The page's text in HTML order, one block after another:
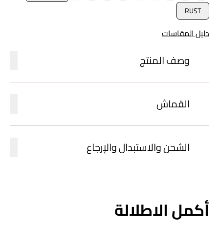
RUST
دليل المقاسات
وصف المنتج
القماش
الشحن والاستبدال والإرجاع
أكمل الاطلالة